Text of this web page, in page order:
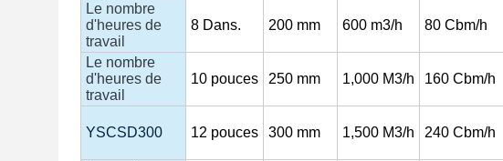
Le nombre
d'heures de
travail
8 Dans. 200 mm 600 m3/h 80 Cbm/h
Le nombre
d'heures de
travail
10 pouces 250 mm 1,000 M3/h 160 Cbm/h
YSCSD300 12 pouces 300 mm 1,500 M3/h 240 Cbm/h